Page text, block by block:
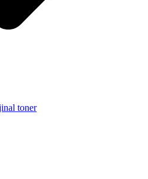
toner